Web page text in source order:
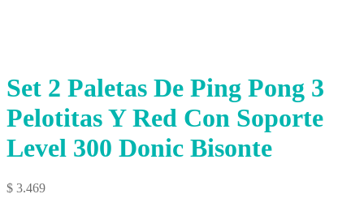
Set 2 Paletas De Ping Pong 3
Pelotitas Y Red Con Soporte
Level 300 Donic Bisonte
$ 3.469